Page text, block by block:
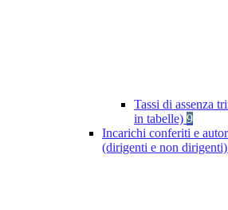
Tassi di assenza
in tabelle) 9
Incarichi conferiti e
(dirigenti e non dirigenti)